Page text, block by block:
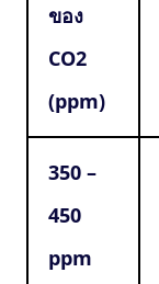
ของ
CO2
(ppm)
350 –
450
ppm